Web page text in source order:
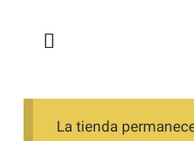
Toggle
Quienes Somos
Mi CuentaLa tienda